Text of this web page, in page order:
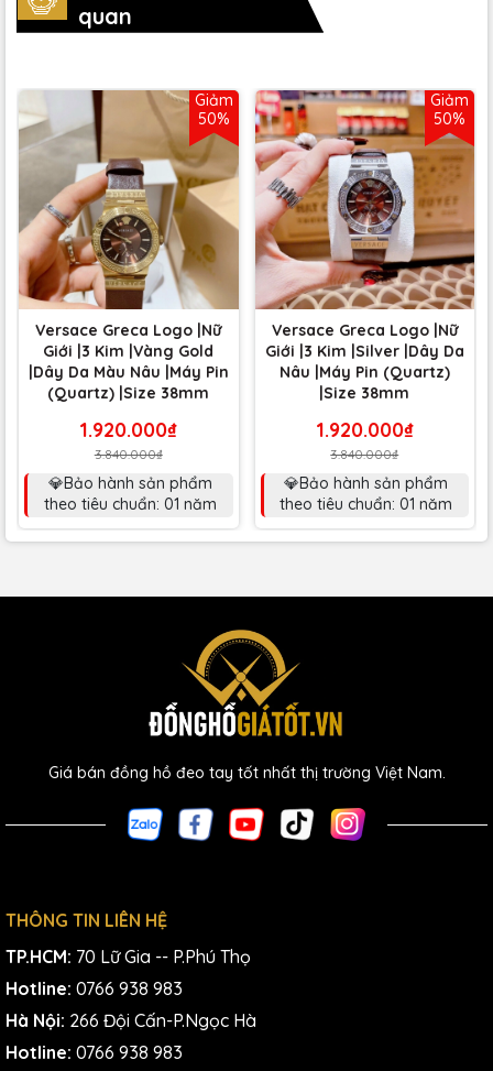
quan
Giảm
50%
Versace Greca Logo |Nữ
Giới |3 Kim |Vàng Gold
|Dây Da Màu Nâu |Máy Pin
(Quartz) |Size 38mm
1.920.000₫
3.840.000₫
💎Bảo hành sản phẩm
theo tiêu chuẩn: 01 năm
Giảm
50%
Versace Greca Logo |Nữ
Giới |3 Kim |Silver |Dây Da
Nâu |Máy Pin (Quartz)
|Size 38mm
1.920.000₫
3.840.000₫
💎Bảo hành sản phẩm
theo tiêu chuẩn: 01 năm
Giá bán đồng hồ đeo tay tốt nhất thị trường Việt Nam.
THÔNG TIN LIÊN HỆ
TP.HCM: 70 Lữ Gia -- P.Phú Thọ
Hotline: 0766 938 983
Hà Nội: 266 Đội Cấn-P.Ngọc Hà
Hotline: 0766 938 983